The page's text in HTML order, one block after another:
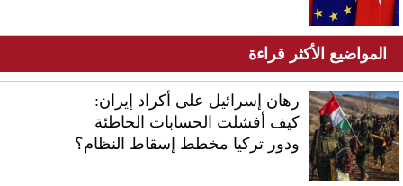
المواضيع الأكثر قراءة
رهان إسرائيل على أكراد إيران:
كيف أفشلت الحسابات الخاطئة
ودور تركيا مخطط إسقاط النظام؟